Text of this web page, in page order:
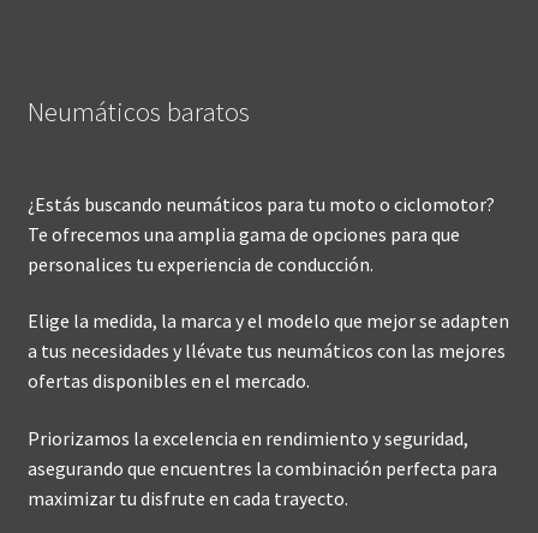
Neumáticos baratos
¿Estás buscando neumáticos para tu moto o ciclomotor?
Te ofrecemos una amplia gama de opciones para que
personalices tu experiencia de conducción.
Elige la medida, la marca y el modelo que mejor se adapten
a tus necesidades y llévate tus neumáticos con las mejores
ofertas disponibles en el mercado.
Priorizamos la excelencia en rendimiento y seguridad,
asegurando que encuentres la combinación perfecta para
maximizar tu disfrute en cada trayecto.